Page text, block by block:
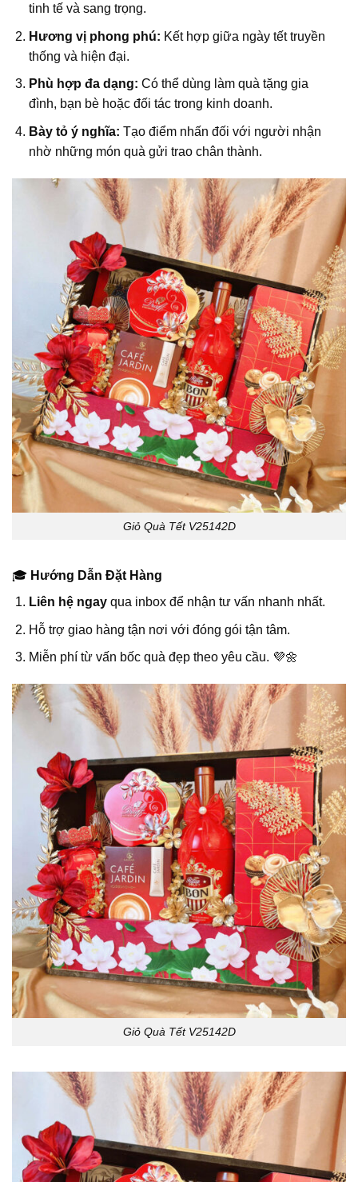
tinh tế và sang trọng.
Hương vị phong phú: Kết hợp giữa ngày tết truyền
thống và hiện đại.
Phù hợp đa dạng: Có thể dùng làm quà tặng gia
đình, bạn bè hoặc đối tác trong kinh doanh.
Bày tỏ ý nghĩa: Tạo điểm nhấn đối với người nhận
nhờ những món quà gửi trao chân thành.
Giỏ Quà Tết V25142D
🎓 Hướng Dẫn Đặt Hàng
Liên hệ ngayqua inbox để nhận tư vấn nhanh nhất.
Hỗ trợ giao hàng tận nơi với đóng gói tận tâm.
Miễn phí từ vấn bốc quà đẹp theo yêu cầu. 💜🌼
Giỏ Quà Tết V25142D